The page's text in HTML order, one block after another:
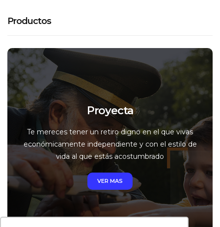
Productos
Proyecta
Te mereces tener un retiro digno en el que vivas
económicamente independiente y con el estilo de
vida al que estás acostumbrado
VER MAS